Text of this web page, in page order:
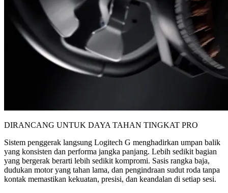
DIRANCANG UNTUK DAYA TAHAN TINGKAT PRO
Sistem penggerak langsung Logitech G menghadirkan umpan balik
yang konsisten dan performa jangka panjang. Lebih sedikit bagian
yang bergerak berarti lebih sedikit kompromi. Sasis rangka baja,
dudukan motor yang tahan lama, dan pengindraan sudut roda tanpa
kontak memastikan kekuatan, presisi, dan keandalan di setiap sesi.